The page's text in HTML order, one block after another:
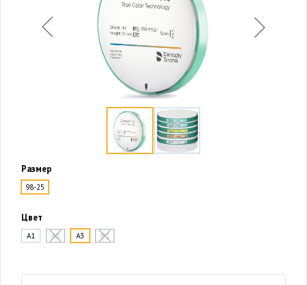
Размер
98-25
Цвет
A1 A2 A3 B1